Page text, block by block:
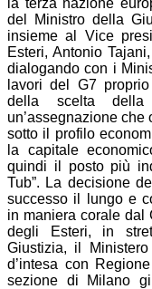
la terza nazione
del Ministro della
insieme al Vice
Esteri, Antonio
dialogando con i
lavori del G7
della scelta
un’assegnazione
sotto il profilo
la capitale
quindi il posto più
Tub”. La decisione
successo il lungo e
in maniera corale dal
degli Esteri, in
Giustizia, il
d’intesa con
sezione di Milano